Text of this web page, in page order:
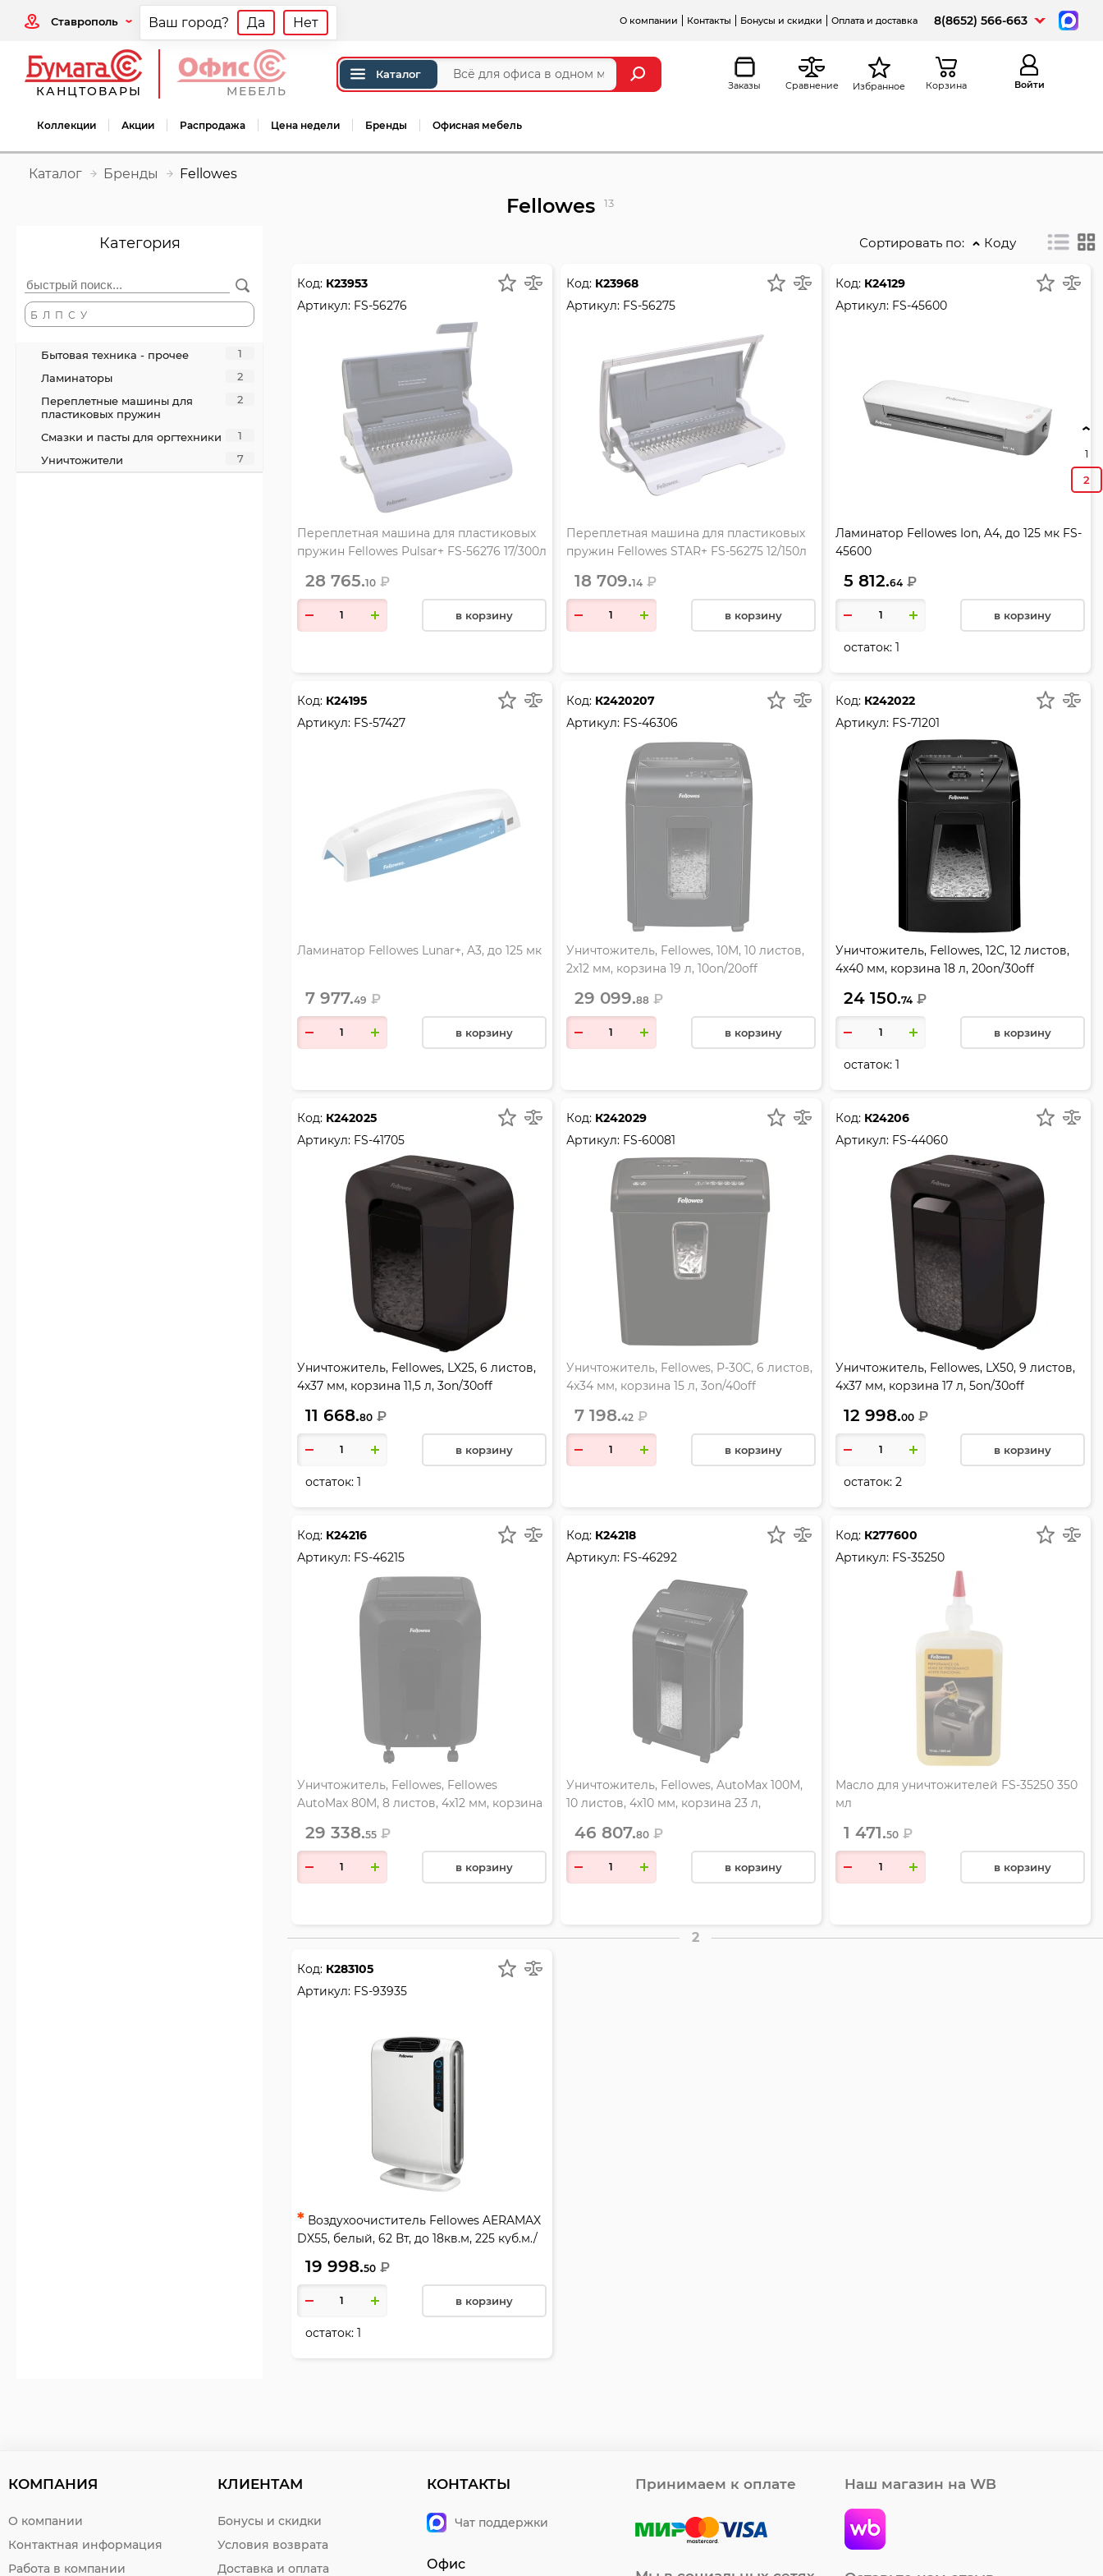
Ставрополь Ваш город? Да Нет О компании Контакты Бонусы и скидки Оплата и доставка 8(8652) 566-663
КАНЦТОВАРЫ МЕБЕЛЬ
Каталог
Заказы Сравнение Избранное Корзина Войти
Коллекции Акции Распродажа Цена недели Бренды Офисная мебель
Каталог Бренды Fellowes
Fellowes 13
Сортировать по: Коду
Код: К23953
Артикул: FS-56276
Переплетная машина для пластиковых
пружин Fellowes Pulsar+ FS-56276 17/300л
28 765.10 ₽
в корзину
Код: К23968
Артикул: FS-56275
Переплетная машина для пластиковых
пружин Fellowes STAR+ FS-56275 12/150л
18 709.14 ₽
в корзину
Код: К24129
Артикул: FS-45600
Ламинатор Fellowes Ion, A4, до 125 мк FS-
45600
5 812.64 ₽
в корзину
остаток: 1
Код: К24195
Артикул: FS-57427
Ламинатор Fellowes Lunar+, A3, до 125 мк
7 977.49 ₽
в корзину
Код: К2420207
Артикул: FS-46306
Уничтожитель, Fellowes, 10M, 10 листов,
2х12 мм, корзина 19 л, 10on/20off
29 099.88 ₽
в корзину
Код: К242022
Артикул: FS-71201
Уничтожитель, Fellowes, 12С, 12 листов,
4х40 мм, корзина 18 л, 20on/30off
24 150.74 ₽
в корзину
остаток: 1
Код: К242025
Артикул: FS-41705
Уничтожитель, Fellowes, LX25, 6 листов,
4x37 мм, корзина 11,5 л, 3on/30off
11 668.80 ₽
в корзину
остаток: 1
Код: К242029
Артикул: FS-60081
Уничтожитель, Fellowes, P-30C, 6 листов,
4x34 мм, корзина 15 л, 3on/40off
7 198.42 ₽
в корзину
Код: К24206
Артикул: FS-44060
Уничтожитель, Fellowes, LX50, 9 листов,
4x37 мм, корзина 17 л, 5on/30off
12 998.00 ₽
в корзину
остаток: 2
Код: К24216
Артикул: FS-46215
Уничтожитель, Fellowes, Fellowes
AutoMax 80M, 8 листов, 4х12 мм, корзина
29 338.55 ₽
в корзину
Код: К24218
Артикул: FS-46292
Уничтожитель, Fellowes, AutoMax 100M,
10 листов, 4х10 мм, корзина 23 л,
46 807.80 ₽
в корзину
Код: К277600
Артикул: FS-35250
Масло для уничтожителей FS-35250 350
мл
1 471.50 ₽
в корзину
2
Код: К283105
Артикул: FS-93935
*Воздухоочиститель Fellowes AERAMAX
DX55, белый, 62 Вт, до 18кв.м, 225 куб.м./
19 998.50 ₽
в корзину
остаток: 1
Категория
Б Л П С У
Бытовая техника - прочее
1
Ламинаторы
2
Переплетные машины для
пластиковых пружин
2
Смазки и пасты для оргтехники
1
Уничтожители
7 1
2
КОМПАНИЯ
О компании
Контактная информация
Работа в компании
КЛИЕНТАМ
Бонусы и скидки
Условия возврата
Доставка и оплата
КОНТАКТЫ
Чат поддержки
Офис
Принимаем к оплате Наш магазин на WB